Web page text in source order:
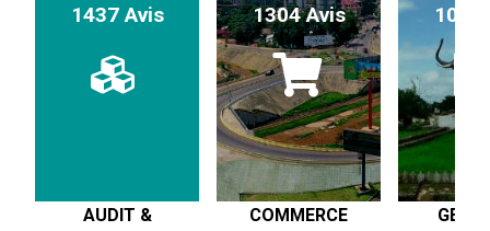
1437 Avis
AUDIT &
1304 Avis
COMMERCE
1017